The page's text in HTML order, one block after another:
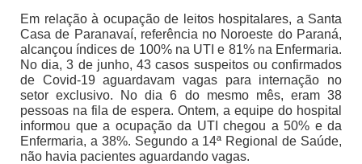
Em relação à ocupação de leitos hospitalares, a Santa
Casa de Paranavaí, referência no Noroeste do Paraná,
alcançou índices de 100% na UTI e 81% na Enfermaria.
No dia, 3 de junho, 43 casos suspeitos ou confirmados
de Covid-19 aguardavam vagas para internação no
setor exclusivo. No dia 6 do mesmo mês, eram 38
pessoas na fila de espera. Ontem, a equipe do hospital
informou que a ocupação da UTI chegou a 50% e da
Enfermaria, a 38%. Segundo a 14ª Regional de Saúde,
não havia pacientes aguardando vagas.